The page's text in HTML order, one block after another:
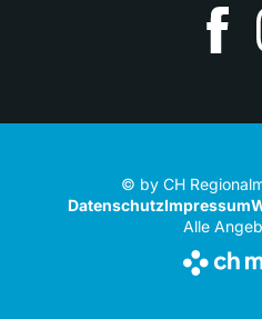
© by CH
DatenschutzImpressum
Alle